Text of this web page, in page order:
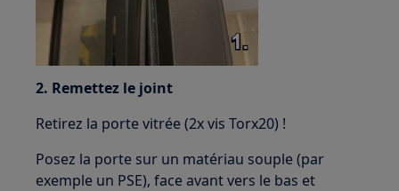
2. Remettez le joint
Retirez la porte vitrée (2x vis Torx20) !
Posez la porte sur un matériau souple (par
exemple un PSE), face avant vers le bas et